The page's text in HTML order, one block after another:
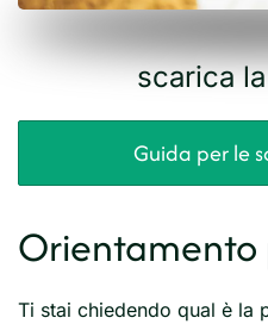
scarica
Guida per le
Ti stai chiedendo qual è la